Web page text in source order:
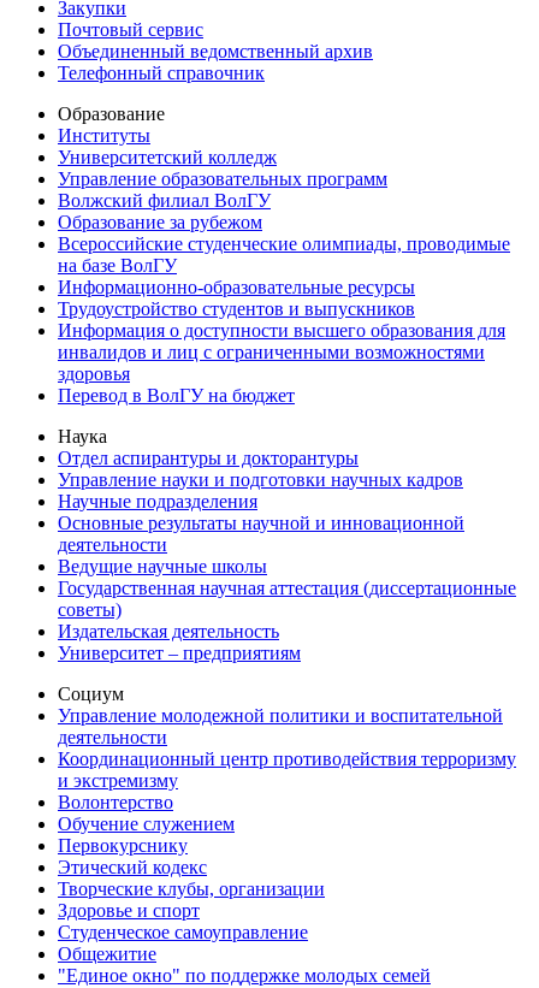
Закупки
Почтовый сервис
Объединенный ведомственный архив
Телефонный справочник
Образование
Институты
Университетский колледж
Управление образовательных программ
Волжский филиал ВолГУ
Образование за рубежом
Всероссийские студенческие олимпиады, проводимые
на базе ВолГУ
Информационно-образовательные ресурсы
Трудоустройство студентов и выпускников
Информация о доступности высшего образования для
инвалидов и лиц с ограниченными возможностями
здоровья
Перевод в ВолГУ на бюджет
Наука
Отдел аспирантуры и докторантуры
Управление науки и подготовки научных кадров
Научные подразделения
Основные результаты научной и инновационной
деятельности
Ведущие научные школы
Государственная научная аттестация (диссертационные
советы)
Издательская деятельность
Университет – предприятиям
Социум
Управление молодежной политики и воспитательной
деятельности
Координационный центр противодействия терроризму
и экстремизму
Волонтерство
Обучение служением
Первокурснику
Этический кодекс
Творческие клубы, организации
Здоровье и спорт
Студенческое самоуправление
Общежитие
"Единое окно" по поддержке молодых семей